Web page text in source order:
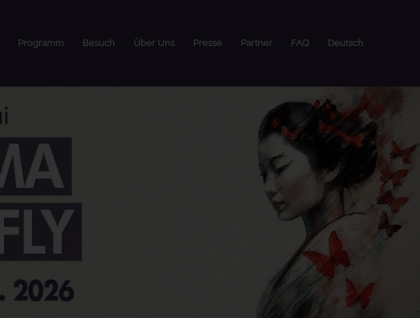
Programm Besuch Über Uns Presse Partner FAQ Deutsch